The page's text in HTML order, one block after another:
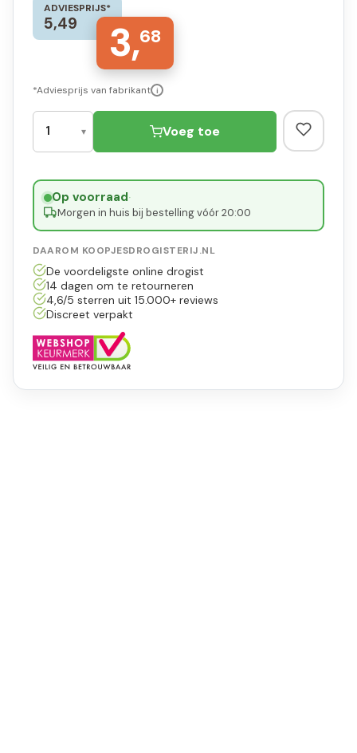
ADVIESPRIJS*
5,49 3,68
*Adviesprijs van fabrikant i
Voeg toe
Op voorraad·
Morgen in huis bij bestelling vóór 20:00
DAAROM KOOPJESDROGISTERIJ.NL
De voordeligste online drogist
14 dagen om te retourneren
4,6/5 sterren uit 15.000+ reviews
Discreet verpakt